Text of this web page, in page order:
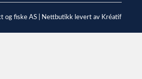
og fiske AS | Nettbutikk levert av Kréatif